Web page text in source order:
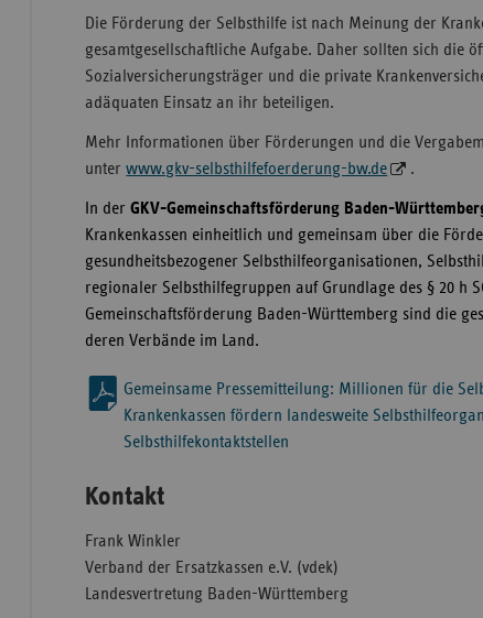
Die Förderung der Selbsthilfe ist nach Meinung der
gesamtgesellschaftliche Aufgabe. Daher sollten sich die
Sozialversicherungsträger und die private
adäquaten Einsatz an ihr beteiligen.
Mehr Informationen über Förderungen und die
unterwww.gkv-selbsthilfefoerderung-bw.de .
In derGKV-Gemeinschaftsförderung Baden-
Krankenkassen einheitlich und gemeinsam über die
gesundheitsbezogener Selbsthilfeorganisationen,
regionaler Selbsthilfegruppen auf Grundlage des § 20 h
Gemeinschaftsförderung Baden-Württemberg sind die
deren Verbände im Land.
Gemeinsame Pressemitteilung: Millionen für die
Krankenkassen fördern landesweite
Selbsthilfekontaktstellen
Kontakt
Frank Winkler
Verband der Ersatzkassen e.V. (vdek)
Landesvertretung Baden-Württemberg